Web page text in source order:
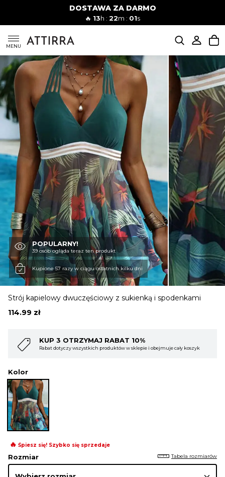
DOSTAWA ZA DARMO
🔥 13h : 22m : 00s
MENU
Mężczyźni
SUKIENKI
KOMPLETY
KOMBINEZONY
DÓŁ DAMSKIE
STROJE KĄPIELOWE
BLUZKI
OBUWIE
BIELIZNA
SWETRY
OKRYCIA WIERZCHNIE
POPULARNY!
39 osób ogląda teraz ten produkt
Kupione 57 razy w ciągu ostatnich kilku dni
Strój kapielowy dwuczęściowy z sukienką i spodenkami
114.99 zł
i obejmuje cały koszyk
KUP 4 OTRZYMAJ RABAT 15%
Rabat dotyczy wszystkich produktów w sklepie i
Kolor
🔥 Śpiesz się! Szybko się sprzedaje
Rozmiar Tabela rozmiarów